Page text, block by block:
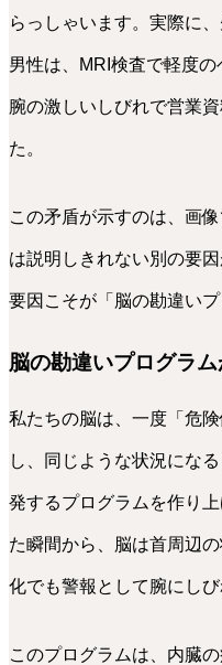
らっしゃいます。実際に
男性は、MRI検査で軽度
腕の激しいしびれで営業
た。
この矛盾が示すのは、画
は説明しきれない別の要
要因こそが「脳の勘違いプ
脳の勘違いプログラ
私たちの脳は、一度「危
し、同じような状況にな
発するプログラムを作り
た瞬間から、脳は首周辺
化でも警報として腕にし
このプログラムは、内臓